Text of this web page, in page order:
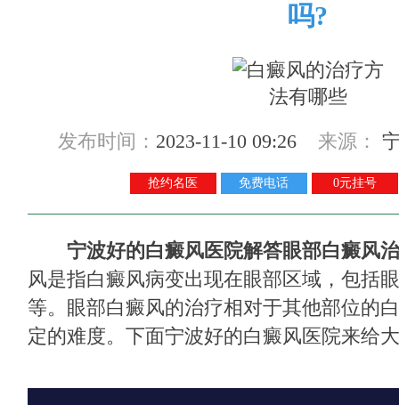
吗?
发布时间： 2023-11-10 09:26 来源：
抢约名医 免费电话 0元挂号
宁波好的白癜风医院解答眼部白癜风
风是指白癜风病变出现在眼部区域，包括
等。眼部白癜风的治疗相对于其他部位的
定的难度。下面宁波好的白癜风医院来给